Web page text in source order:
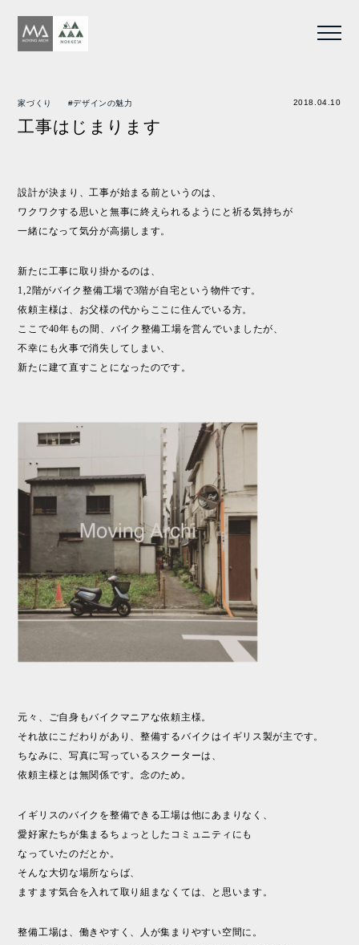
家づくり #デザインの魅力 2018.04.10
工事はじまります
設計が決まり、工事が始まる前というのは、
ワクワクする思いと無事に終えられるようにと祈る気持ちが
一緒になって気分が高揚します。
新たに工事に取り掛かるのは、
1,2階がバイク整備工場で3階が自宅という物件です。
依頼主様は、お父様の代からここに住んでいる方。
ここで40年もの間、バイク整備工場を営んでいましたが、
不幸にも火事で消失してしまい、
新たに建て直すことになったのです。
元々、ご自身もバイクマニアな依頼主様。
それ故にこだわりがあり、整備するバイクはイギリス製が主です。
ちなみに、写真に写っているスクーターは、
依頼主様とは無関係です。念のため。
イギリスのバイクを整備できる工場は他にあまりなく、
愛好家たちが集まるちょっとしたコミュニティにも
なっていたのだとか。
そんな大切な場所ならば、
ますます気合を入れて取り組まなくては、と思います。
整備工場は、働きやすく、人が集まりやすい空間に。